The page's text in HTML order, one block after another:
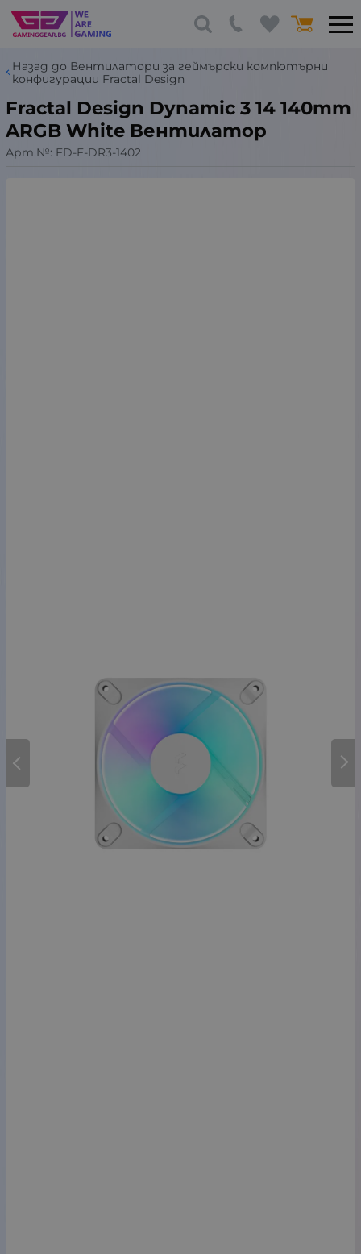
Назад до Вентилатори за геймърски компютърни
конфигурации Fractal Design
Fractal Design Dynamic 3 14 140mm
ARGB White Вентилатор
Арт.№: FD-F-DR3-1402